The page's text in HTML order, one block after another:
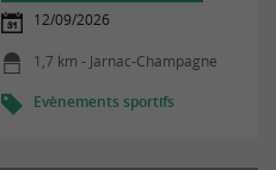
12/09/2026
1,7 km - Jarnac-Champagne
Evènements sportifs